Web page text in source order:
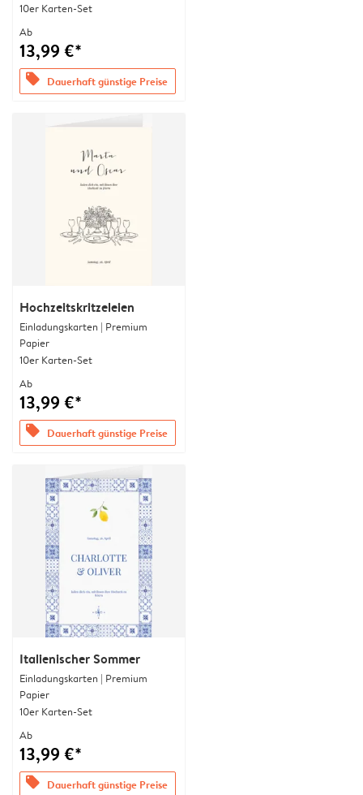
10er Karten-Set
Ab
13,99 €*
offers Dauerhaft günstige Preise
Hochzeitskritzeleien
Einladungskarten | Premium
Papier
10er Karten-Set
Ab
13,99 €*
offers Dauerhaft günstige Preise
Italienischer Sommer
Einladungskarten | Premium
Papier
10er Karten-Set
Ab
13,99 €*
offers Dauerhaft günstige Preise